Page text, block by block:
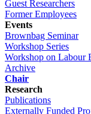
Guest Researchers
Former Employees
Events
Brownbag Seminar
Workshop Series
Workshop on Labour
Archive
Chair
Research
Publications
Externally Funded